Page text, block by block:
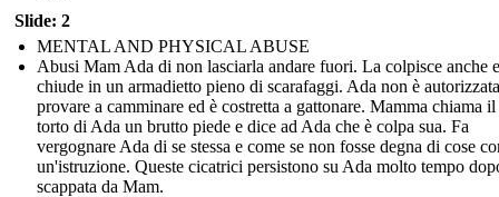
Slide: 2
MENTAL AND PHYSICAL ABUSE
Abusi Mam Ada di non lasciarla andare fuori. La colpisce anche
chiude in un armadietto pieno di scarafaggi. Ada non è
provare a camminare ed è costretta a gattonare. Mamma chiama
torto di Ada un brutto piede e dice ad Ada che è colpa sua. Fa
vergognare Ada di se stessa e come se non fosse degna di cose
un'istruzione. Queste cicatrici persistono su Ada molto tempo
scappata da Mam.